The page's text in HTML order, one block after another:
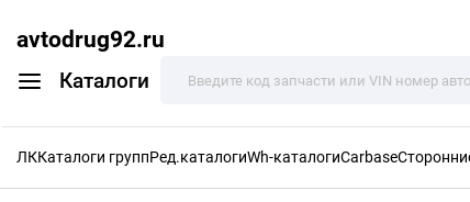
avtodrug92.ru
Каталоги
ЛККаталоги группРед.каталогиWh-каталогиCarbase